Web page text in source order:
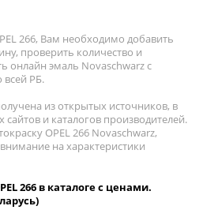
266, Вам необходимо добавить
проверить количество и
онлайн эмаль Novaschwarz с
всей РБ.
из открытых источников, в
и каталогов производителей.
OPEL 266 Novaschwarz,
на характеристики
266 в каталоге с ценами.